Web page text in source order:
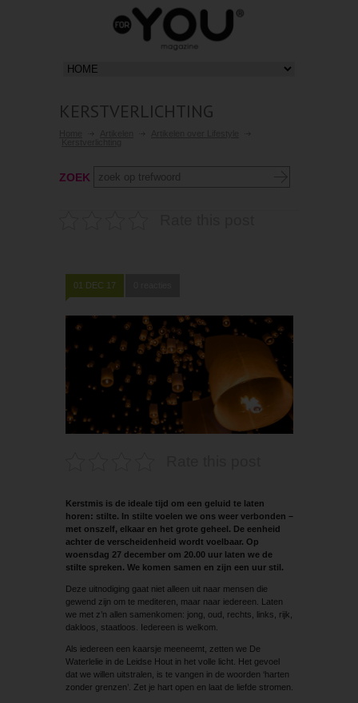
KERSTVERLICHTING
ZOEK
01 DEC 17
Kerstmis is de ideale tijd om een geluid te laten
horen: stilte. In stilte voelen we ons weer verbonden –
met onszelf, elkaar en het grote geheel. De eenheid
achter de verscheidenheid wordt voelbaar. Op
woensdag 27 december om 20.00 uur laten we de
stilte spreken. We komen samen en zijn een uur stil.
Deze uitnodiging gaat niet alleen uit naar mensen die
gewend zijn om te mediteren, maar naar iedereen. Laten
we met z’n allen samenkomen: jong, oud, rechts, links, rijk,
dakloos, staatloos. Iedereen is welkom.
Als iedereen een kaarsje meeneemt, zetten we De
Waterlelie in de Leidse Hout in het volle licht. Het gevoel
dat we willen uitstralen, is te vangen in de woorden ‘harten
zonder grenzen’. Zet je hart open en laat de liefde stromen.